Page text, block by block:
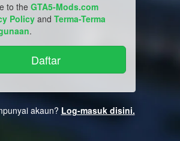
to theGTA5-Mods.com
Policy and Terma-Terma
.
akaun? Log-masuk disini.